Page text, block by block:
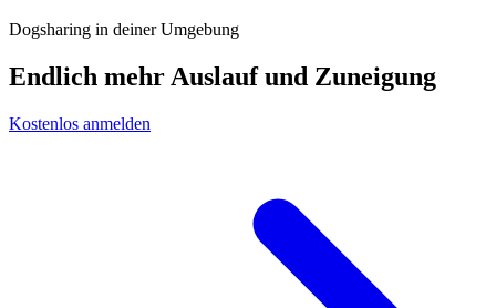
Dogsharing in deiner Umgebung
Endlich mehr Auslauf und Zuneigung
Kostenlos anmelden